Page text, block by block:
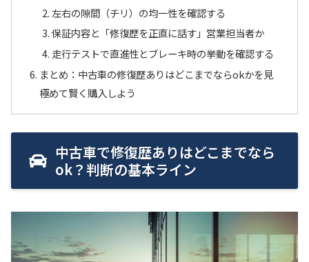
左右の隙間（チリ）の均一性を確認する
保証内容と「修復歴を正直に話す」営業担当者か
走行テストで直進性とブレーキ時の挙動を確認する
まとめ：中古車の修復歴ありはどこまでならokかを見
極めて賢く購入しよう
中古車で修復歴ありはどこまでなら
ok？判断の基本ライン